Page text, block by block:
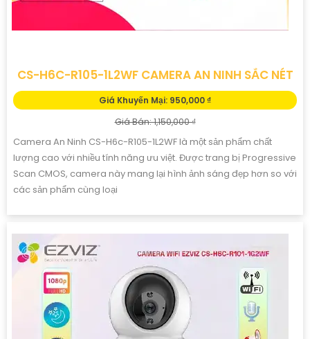
CS-H6C-R105-1L2WF CAMERA AN NINH SẮC NÉT
Giá Khuyến Mại: 950,000 ₫
Giá Bán: 1,150,000 ₫
Camera An Ninh CS-H6c-R105-1L2WF là một sản phẩm chất
lượng cao với nhiều tính năng ưu việt. Được trang bị Progressive
Scan CMOS, camera này mang lại hình ảnh sáng đẹp hơn so với
các sản phẩm cùng loại